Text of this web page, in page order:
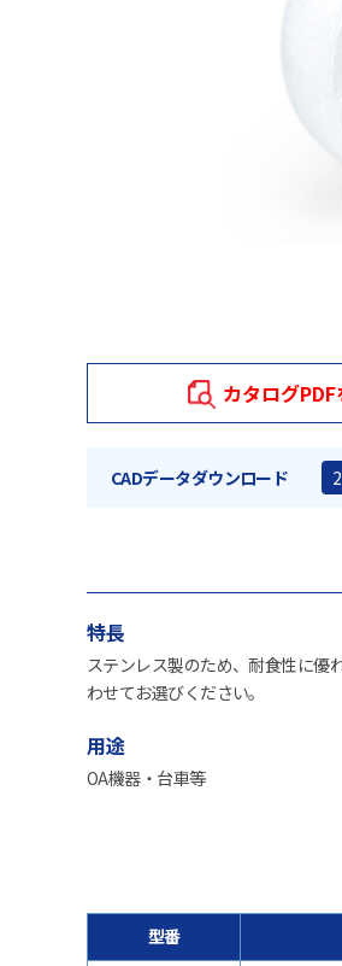
カタログPDF
CADデータダウンロード
特長
ステンレス製のため、耐食性に優
わせてお選びください。
用途
OA機器・台車等
型番